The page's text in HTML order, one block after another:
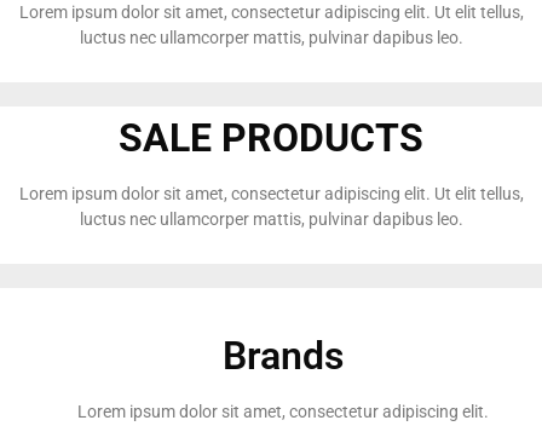
Lorem ipsum dolor sit amet, consectetur adipiscing elit. Ut elit tellus,
luctus nec ullamcorper mattis, pulvinar dapibus leo.
SALE PRODUCTS
Lorem ipsum dolor sit amet, consectetur adipiscing elit. Ut elit tellus,
luctus nec ullamcorper mattis, pulvinar dapibus leo.
Brands
Lorem ipsum dolor sit amet, consectetur adipiscing elit.